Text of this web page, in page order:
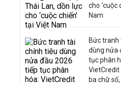
cho ‘cuộc
Nam
Bức tranh
dùng nửa
tục phân
VietCredit
ba chữ